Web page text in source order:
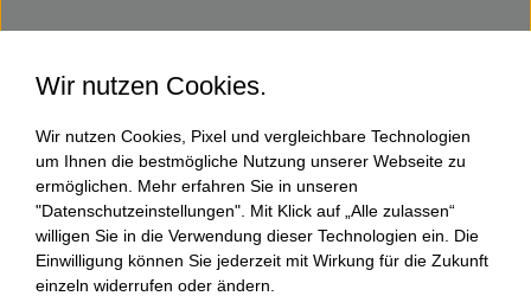
Wir nutzen Cookies.
Wir nutzen Cookies, Pixel und vergleichbare Technologien
um Ihnen die bestmögliche Nutzung unserer Webseite zu
ermöglichen. Mehr erfahren Sie in unseren
"Datenschutzeinstellungen". Mit Klick auf „Alle zulassen“
willigen Sie in die Verwendung dieser Technologien ein. Die
Einwilligung können Sie jederzeit mit Wirkung für die Zukunft
einzeln widerrufen oder ändern.